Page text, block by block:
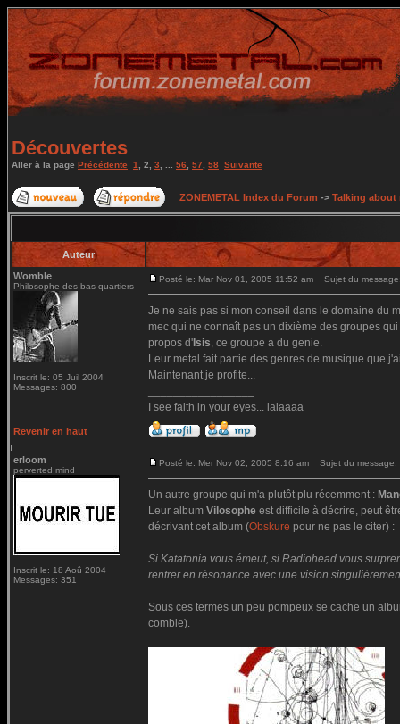
Découvertes
Aller à la page Précédente 1 2 3 56 57 58 Suivante
ZONEMETAL Index du Forum -> Talking about
Auteur
Womble
Philosophe des bas quartiers
Inscrit le: 05 Juil 2004
Messages: 800
Posté le: Mar Nov 01, 2005 11:52 am Sujet du
Je ne sais pas si mon conseil dans le domaine du
mec qui ne connaît pas un dixième des groupes
propos d' Isis, ce groupe a du genie.
Leur metal fait partie des genres de musique que
Maintenant je profite...
I see faith in your eyes... lalaaaa
Revenir en haut
erloom
perverted mind
Inscrit le: 18 Aoû 2004
Messages: 351
Posté le: Mer Nov 02, 2005 8:16 am Sujet du message:
Un autre groupe qui m'a plutôt plu récemment :
Leur album Vilosophe est difficile à décrire, peut
décrivant cet album (Obskure pour ne pas le citer) :
Si Katatonia vous émeut, si Radiohead vous
rentrer en résonance avec une vision
Sous ces termes un peu pompeux se cache un
comble).